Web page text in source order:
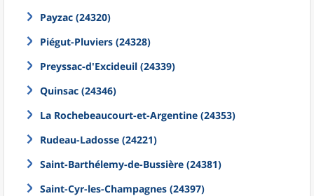
Payzac (24320)
Piégut-Pluviers (24328)
Preyssac-d'Excideuil (24339)
Quinsac (24346)
La Rochebeaucourt-et-Argentine (24353)
Rudeau-Ladosse (24221)
Saint-Barthélemy-de-Bussière (24381)
Saint-Cyr-les-Champagnes (24397)